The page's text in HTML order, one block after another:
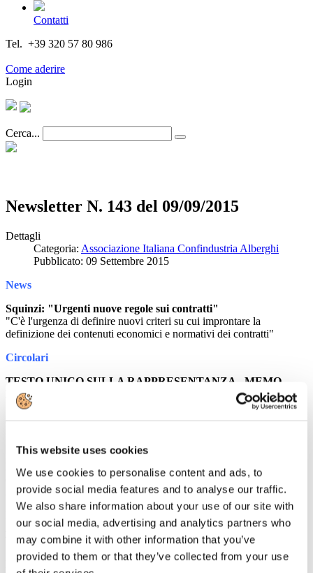
This website uses cookies
We use cookies to personalise content and ads, to
provide social media features and to analyse our traffic.
We also share information about your use of our site with
our social media, advertising and analytics partners who
may combine it with other information that you’ve
provided to them or that they’ve collected from your use
Contatti
Tel. +39 320 57 80 986
Come aderire
Login
Cerca...
Newsletter N. 143 del 09/09/2015
Dettagli
Categoria: Associazione Italiana Confindustria Alberghi
Pubblicato: 09 Settembre 2015
News
Squinzi: "Urgenti nuove regole sui contratti"
"C'è l'urgenza di definire nuovi criteri su cui improntare la
definizione dei contenuti economici e normativi dei contratti"
Circolari
TESTO UNICO SULLA RAPPRESENTANZA - MEMO
MODALITÀ OPERATIVE
Sollecito riguardo l'invio del dato degli iscritti alle organizzazioni
PALMUCCI: Confindustria Alberghi: affitti brevi, serve
quadro normativo
Askanews
PALMUCCI - Affitti brevi, Confindustria Alberghi scrive ad
Alfano, Franceschini e Padoan
Travelnostop
PALMUCCI - Gli alberghi preoccuppati per gli affitti brevi